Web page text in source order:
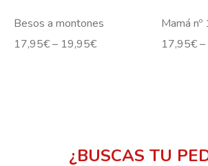
Besos a montones
17,95€– 19,95€
Mamá nº
17,95€–
¿BUSCAS TU